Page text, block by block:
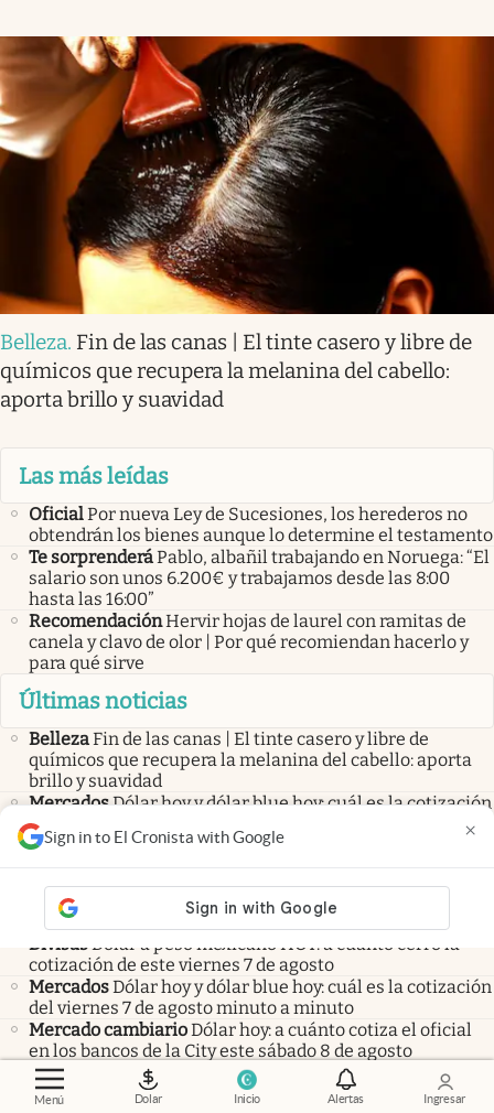
Menú Dolar Inicio Alertas Ingresar
Sign in to El Cronista with Google ×
Belleza. Fin de las canas | El tinte casero y libre de
químicos que recupera la melanina del cabello:
aporta brillo y suavidad
Las más leídas
OficialPor nueva Ley de Sucesiones, los herederos no
obtendrán los bienes aunque lo determine el testamento
Te sorprenderáPablo, albañil trabajando en Noruega: “El
salario son unos 6.200€ y trabajamos desde las 8:00
hasta las 16:00”
RecomendaciónHervir hojas de laurel con ramitas de
canela y clavo de olor | Por qué recomiendan hacerlo y
para qué sirve
Últimas noticias
BellezaFin de las canas | El tinte casero y libre de
químicos que recupera la melanina del cabello: aporta
brillo y suavidad
MercadosDólar hoy y dólar blue hoy: cuál es la cotización
del viernes 7 de agosto minuto a minuto
Mercado cambiarioDólar hoy: a cuánto cotiza el oficial
Cotizaciones
Divisas Dólar a peso mexicano HOY: a cuánto cerró la
cotización de este viernes 7 de agosto
MercadosDólar hoy y dólar blue hoy: cuál es la cotización
del viernes 7 de agosto minuto a minuto
Mercado cambiarioDólar hoy: a cuánto cotiza el oficial
en los bancos de la City este sábado 8 de agosto
Dólar Dólar Blue Criptomonedas Bitcoin